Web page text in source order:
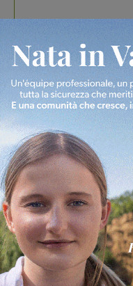
In vetrina 3 Agosto 2026
Estra Notizie
studenti coinvolti,
debutta il podcast
Più lette
Figline Incisa Valdarno